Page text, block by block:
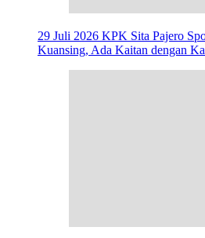
29 Juli 2026 KPK Sita Pajero
Kuansing, Ada Kaitan dengan